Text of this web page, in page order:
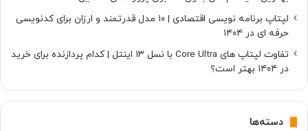
لپتاپ برنامه نویسی اقتصادی | ۱۰ مدل قدرتمند و ارزان برای کدنویسی
حرفه ای در ۱۴۰۴
تفاوت لپتاپ های Core Ultra با نسل ۱۳ اینتل | کدام پردازنده برای خرید
در ۱۴۰۴ بهتر است؟
دسته‌ها